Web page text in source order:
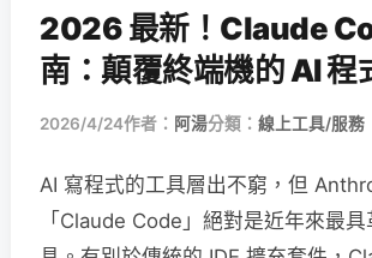
2026 最新！Claude
南：顛覆終端機的 AI 程
2026/4/24作者： 阿湯分類： 線上工具/服務
AI 寫程式的工具層出不窮，但
「Claude Code」絕對是近年來最